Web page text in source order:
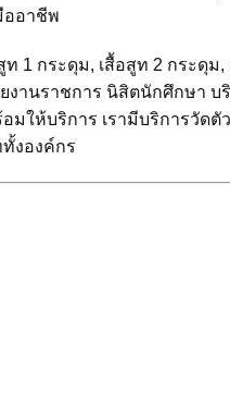
ออาชีพ
กระดุม, เสื้อสูท 2 กระดุม
านราชการ นิสิตนักศึกษา บ
ให้บริการ เรามีบริการวัด
งองค์กร